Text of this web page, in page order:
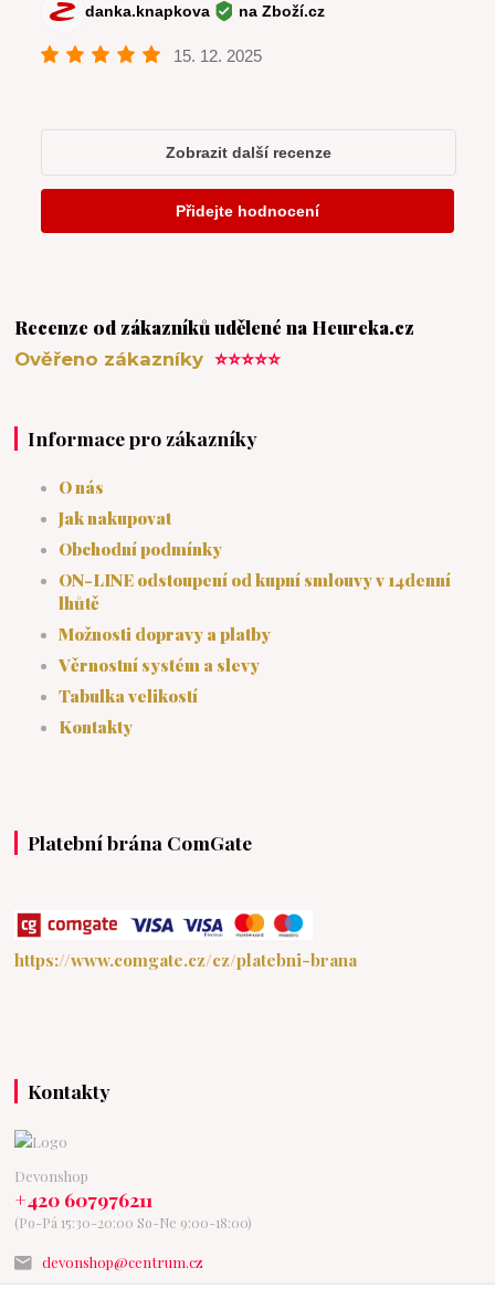
Recenze od zákazníků udělené na Heureka.cz
Ověřeno zákazníky⭐⭐⭐⭐⭐
Informace pro zákazníky
O nás
Jak nakupovat
Obchodní podmínky
ON-LINE odstoupení od kupní smlouvy v 14denní
lhůtě
Možnosti dopravy a platby
Věrnostní systém a slevy
Tabulka velikostí
Kontakty
Platební brána ComGate
https://www.comgate.cz/cz/platebni-brana
Kontakty
Devonshop
+420 607976211
(Po-Pá 15:30-20:00 So-Ne 9:00-18:00)
devonshop@centrum.cz